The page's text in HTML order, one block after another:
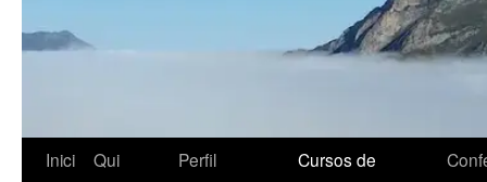
Inici
Qui
Perfil
Cursos de